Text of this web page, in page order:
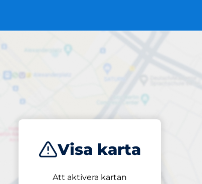
Visa karta
Att aktivera kartan
High Chaparral